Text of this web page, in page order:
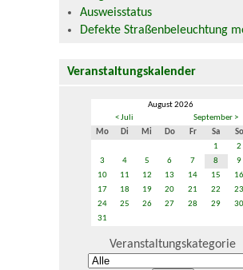
Ausweisstatus
Defekte Straßenbeleuchtung
Veranstaltungskalender
August 2026
< Juli
September >
Mo
Di Mi Do Fr Sa
So
1
2
3
4 5 6 7 8
9
10
11 12 13 14 15
16
17
18 19 20 21 22
23
24
25 26 27 28 29
30
31
Veranstaltungskategorie